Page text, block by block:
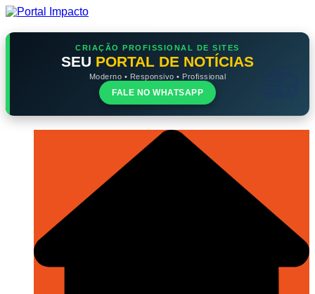
Ir
o
CRIAÇÃO PROFISSIONAL DE SITES
SEU PORTAL DE NOTÍCIAS
Moderno • Responsivo • Profissional
FALE NO WHATSAPP